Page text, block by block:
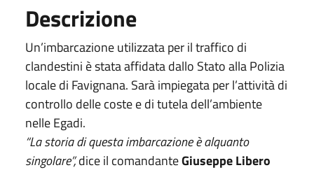
Descrizione
Un’imbarcazione utilizzata per il traffico di
clandestini è stata affidata dallo Stato alla Polizia
locale di Favignana. Sarà impiegata per l’attività di
controllo delle coste e di tutela dell’ambiente
nelle Egadi.
“La storia di questa imbarcazione è alquanto
singolare”,dice il comandanteGiuseppe Libero